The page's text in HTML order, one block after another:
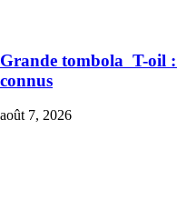
Grande tombola T-oil :
connus
août 7, 2026